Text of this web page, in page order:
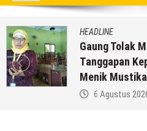
HEADLINE
Gaung Tolak
Tanggapan
Menik
6 Agustus